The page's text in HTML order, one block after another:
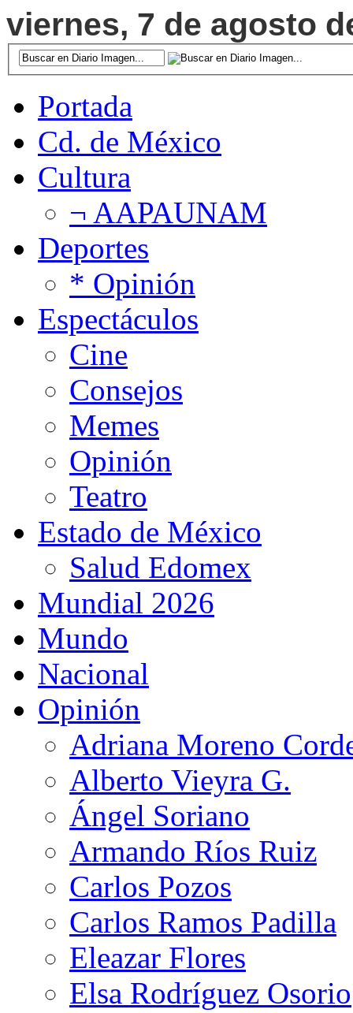
viernes, 7 de agosto
Portada
Cd. de México
Cultura
¬ AAPAUNAM
Deportes
* Opinión
Espectáculos
Cine
Consejos
Memes
Opinión
Teatro
Estado de México
Salud Edomex
Mundial 2026
Mundo
Nacional
Opinión
Adriana Moreno
Alberto Vieyra G.
Ángel Soriano
Armando Ríos Ruiz
Carlos Pozos
Carlos Ramos Padilla
Eleazar Flores
Elsa Rodríguez Osorio